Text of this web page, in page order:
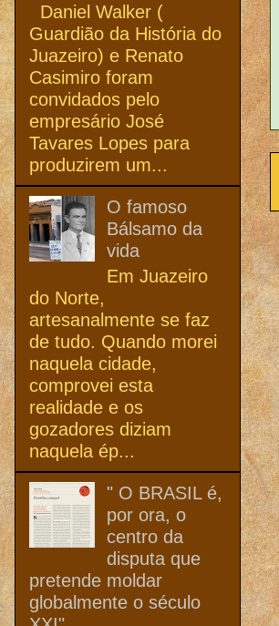
Daniel Walker (
Guardião da História do
Juazeiro) e Renato
Casimiro foram
convidados pelo
empresário José
Tavares Lopes para
produzirem um...
O famoso
Bálsamo da
vida
Em Juazeiro
do Norte,
artesanalmente se faz
de tudo. Quando morei
naquela cidade,
comprovei esta
realidade e os
gozadores diziam
naquela ép...
" O BRASIL é,
por ora, o
centro da
disputa que
pretende moldar
globalmente o século